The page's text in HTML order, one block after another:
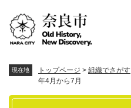
現在地 トップページ > 組織でさがす
年4月から7月
本